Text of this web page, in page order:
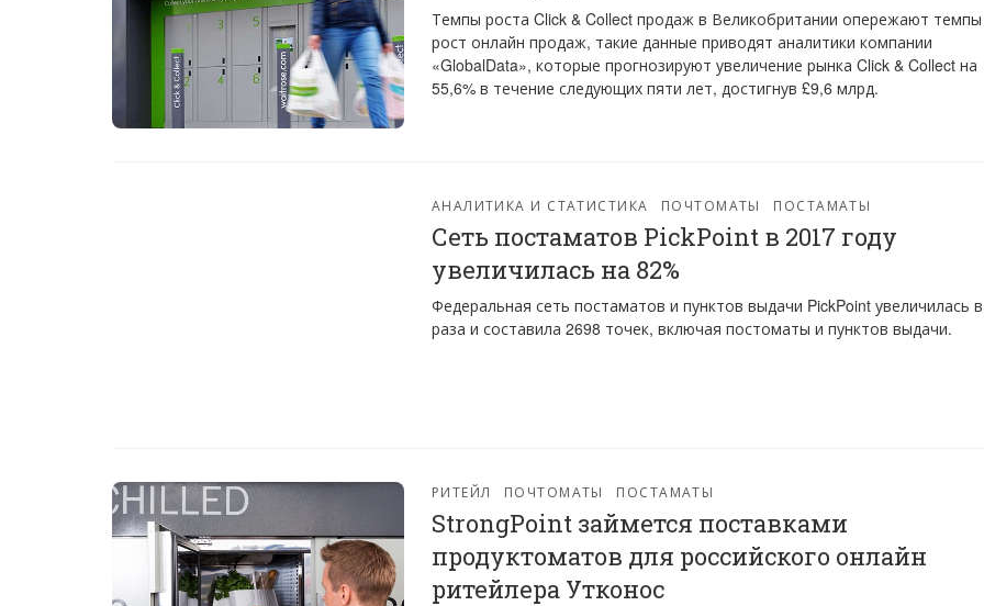
Темпы роста Click & Collect продаж в Великобритании опережают темпы
рост онлайн продаж, такие данные приводят аналитики компании
«GlobalData», которые прогнозируют увеличение рынка Click & Collect на
55,6% в течение следующих пяти лет, достигнув £9,6 млрд.
АНАЛИТИКА И СТАТИСТИКА ПОЧТОМАТЫ ПОСТАМАТЫ
Сеть постаматов PickPoint в 2017 году
увеличилась на 82%
Федеральная сеть постаматов и пунктов выдачи PickPoint увеличилась
раза и составила 2698 точек, включая постоматы и пунктов выдачи.
РИТЕЙЛ ПОЧТОМАТЫ ПОСТАМАТЫ
StrongPoint займется поставками
продуктоматов для российского онлайн
ритейлера Утконос